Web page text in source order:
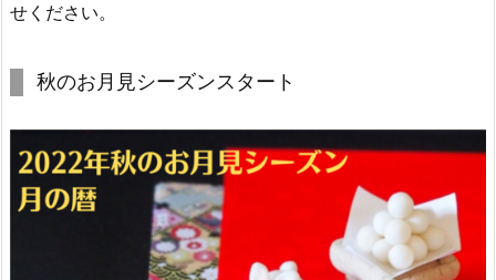
せください。
秋のお月見シーズンスタート